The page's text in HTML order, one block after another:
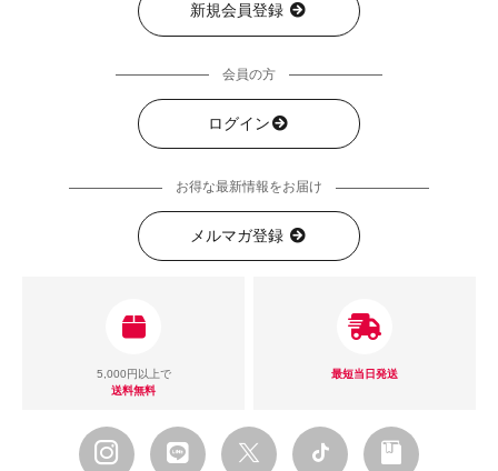
新規会員登録
会員の方
ログイン
お得な最新情報をお届け
メルマガ登録
5,000円以上で
送料無料
最短当日発送